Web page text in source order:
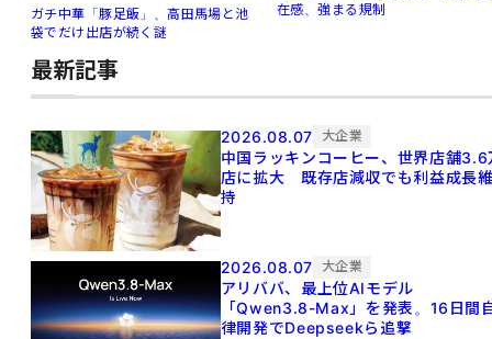
ガチ中華「豚足飯」、高田馬場と池
袋でだけ出店が続く謎
在感、強まる規制
最新記事
2026.08.07 大企業
中国ラッキンコーヒー、世界店舗3.6
店に拡大 既存店減収でも利益成長
持
2026.08.07 大企業
アリババ、最上位AIモデル
「Qwen3.8-Max」を発表。16日間
律開発でDeepseekら追撃